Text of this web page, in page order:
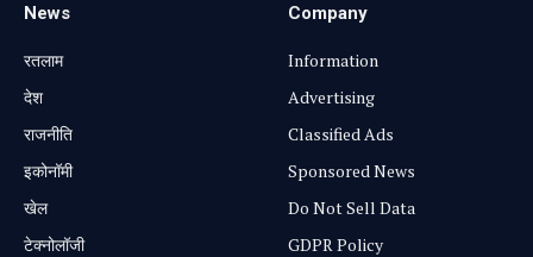
News
रतलाम
⁠देश
राजनीति
⁠इकोनॉमी
खेल
टेक्नोलॉजी
Company
Information
Advertising
Classified Ads
Sponsored News
Do Not Sell Data
GDPR Policy